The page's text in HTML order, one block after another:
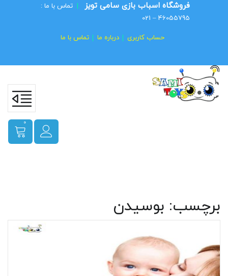
فروشگاه اسباب بازی سامی تویز | تماس با ما :
46055795 – 021
حساب کاربری درباره ما تماس با ما
0
برچسب: بوسیدن